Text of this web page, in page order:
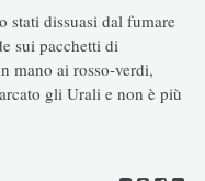
stati dissuasi dal fumare
sui pacchetti di
mano ai rosso-verdi,
gli Urali e non è più